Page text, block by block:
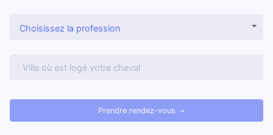
Prendre rendez-vous